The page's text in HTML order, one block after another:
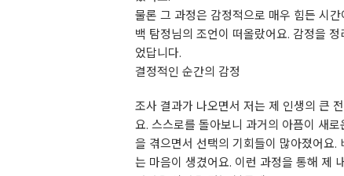
물론 그 과정은 감정적으로 매우 힘든 시
백 탐정님의 조언이 떠올랐어요. 감정을
었답니다.
결정적인 순간의 감정
조사 결과가 나오면서 저는 제 인생의 큰
요. 스스로를 돌아보니 과거의 아픔이 새
을 겪으면서 선택의 기회들이 많아졌어요
는 마음이 생겼어요. 이런 과정을 통해 제